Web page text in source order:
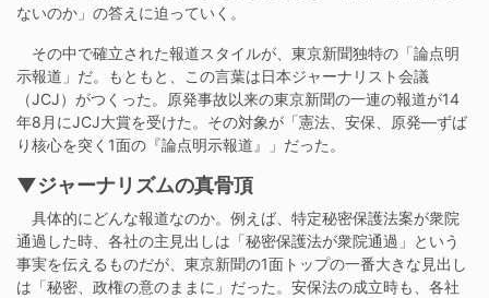
ないのか」の答えに迫っていく。
その中で確立された報道スタイルが、東京新聞独特の「論点明
示報道」だ。もともと、この言葉は日本ジャーナリスト会議
（JCJ）がつくった。原発事故以来の東京新聞の一連の報道が14
年8月にJCJ大賞を受けた。その対象が「憲法、安保、原発―ずば
り核心を突く1面の『論点明示報道』」だった。
▼ジャーナリズムの真骨頂
具体的にどんな報道なのか。例えば、特定秘密保護法案が衆院
通過した時、各社の主見出しは「秘密保護法が衆院通過」という
事実を伝えるものだが、東京新聞の1面トップの一番大きな見出し
は「秘密、政権の意のままに」だった。安保法の成立時も、各社